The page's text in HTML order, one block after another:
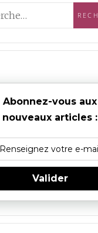
Abonnez-vous aux
nouveaux articles :
Valider